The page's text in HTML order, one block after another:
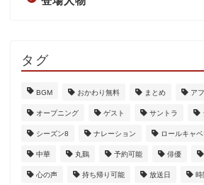
タグ
BGM おかわり無料 まとめ ア
オープニング ゲスト サントラ
シーズン8 ナレーション ロールキャベ
中華 丸鷄 予約可能 俳優
心の声 持ち帰り可能 放送日 時